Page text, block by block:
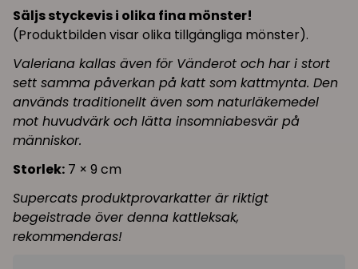
Säljs styckevis i olika fina mönster!
(Produktbilden visar olika tillgängliga mönster).
Valeriana kallas även för Vänderot och har i stort
sett samma påverkan på katt som kattmynta. Den
används traditionellt även som naturläkemedel
mot huvudvärk och lätta insomniabesvär på
människor.
Storlek: 7 × 9 cm
Supercats produktprovarkatter är riktigt
begeistrade över denna kattleksak,
rekommenderas!